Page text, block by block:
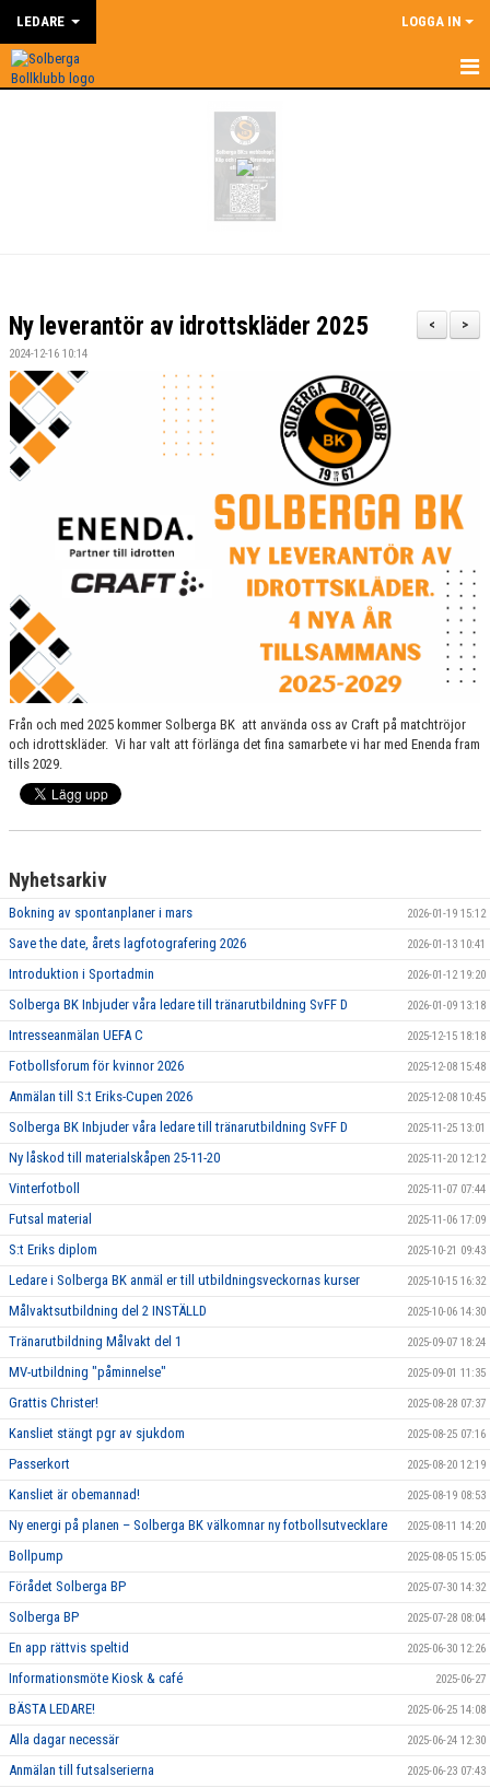
LEDARE LOGGA IN
DOKUMENT
KONTAKT
BILDGALLERI
ÅRSHJUL
>
<
Ny leverantör av idrottskläder 2025
2024-12-16 10:14
Från och med 2025 kommer Solberga BK att använda oss av Craft på matchtröjor
och idrottskläder. Vi har valt att förlänga det fina samarbete vi har med Enenda fram
tills 2029.
Nyhetsarkiv
Bokning av spontanplaner i mars 2026-01-19 15:12
Save the date, årets lagfotografering 2026 2026-01-13 10:41
Introduktion i Sportadmin 2026-01-12 19:20
Solberga BK Inbjuder våra ledare till tränarutbildning SvFF D 2026-01-09 13:18
Intresseanmälan UEFA C 2025-12-15 18:18
Fotbollsforum för kvinnor 2026 2025-12-08 15:48
Anmälan till S:t Eriks-Cupen 2026 2025-12-08 10:45
Solberga BK Inbjuder våra ledare till tränarutbildning SvFF D 2025-11-25 13:01
Ny låskod till materialskåpen 25-11-20 2025-11-20 12:12
Vinterfotboll 2025-11-07 07:44
Futsal material 2025-11-06 17:09
S:t Eriks diplom 2025-10-21 09:43
Ledare i Solberga BK anmäl er till utbildningsveckornas kurser 2025-10-15 16:32
Målvaktsutbildning del 2 INSTÄLLD 2025-10-06 14:30
Tränarutbildning Målvakt del 1 2025-09-07 18:24
MV-utbildning "påminnelse" 2025-09-01 11:35
Grattis Christer! 2025-08-28 07:37
Kansliet stängt pgr av sjukdom 2025-08-25 07:16
Passerkort 2025-08-20 12:19
Kansliet är obemannad! 2025-08-19 08:53
Ny energi på planen – Solberga BK välkomnar ny fotbollsutvecklare 2025-08-11 14:20
Bollpump 2025-08-05 15:05
Förådet Solberga BP 2025-07-30 14:32
Solberga BP 2025-07-28 08:04
En app rättvis speltid 2025-06-30 12:26
Informationsmöte Kiosk & café 2025-06-27
BÄSTA LEDARE! 2025-06-25 14:08
Alla dagar necessär 2025-06-24 12:30
Anmälan till futsalserierna 2025-06-23 07:43